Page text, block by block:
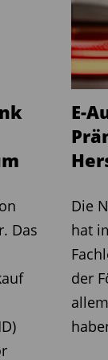
Das
E-
Die
hat
der